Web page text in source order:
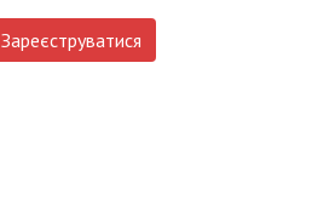
Зареєструватися